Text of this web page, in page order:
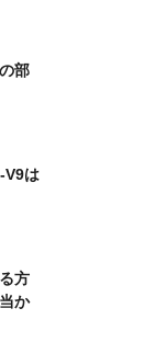
部
V9は
方
か